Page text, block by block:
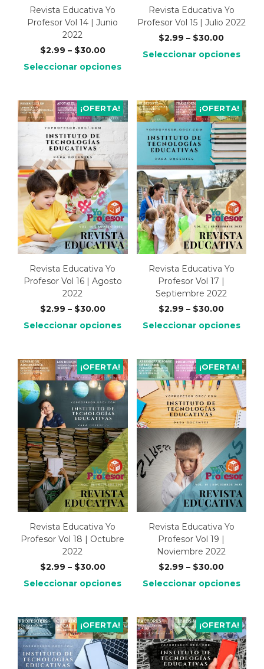
Revista Educativa Yo
Profesor Vol 14 | Junio
2022
$2.99 – $30.00
Seleccionar opciones
Revista Educativa Yo
Profesor Vol 15 | Julio 2022
$2.99 – $30.00
Seleccionar opciones
¡OFERTA!
Revista Educativa Yo
Profesor Vol 16 | Agosto
2022
$2.99 – $30.00
Seleccionar opciones
¡OFERTA!
Revista Educativa Yo
Profesor Vol 17 |
Septiembre 2022
$2.99 – $30.00
Seleccionar opciones
¡OFERTA!
Revista Educativa Yo
Profesor Vol 18 | Octubre
2022
$2.99 – $30.00
Seleccionar opciones
¡OFERTA!
Revista Educativa Yo
Profesor Vol 19 |
Noviembre 2022
$2.99 – $30.00
Seleccionar opciones
¡OFERTA! ¡OFERTA!